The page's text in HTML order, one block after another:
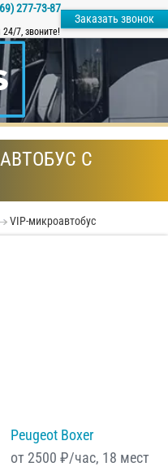
277-73-87
7, звоните!
Заказать звонок
С
VIP-микроавтобус
Peugeot Boxer
от 2500 ₽/час, 18 мест
данных